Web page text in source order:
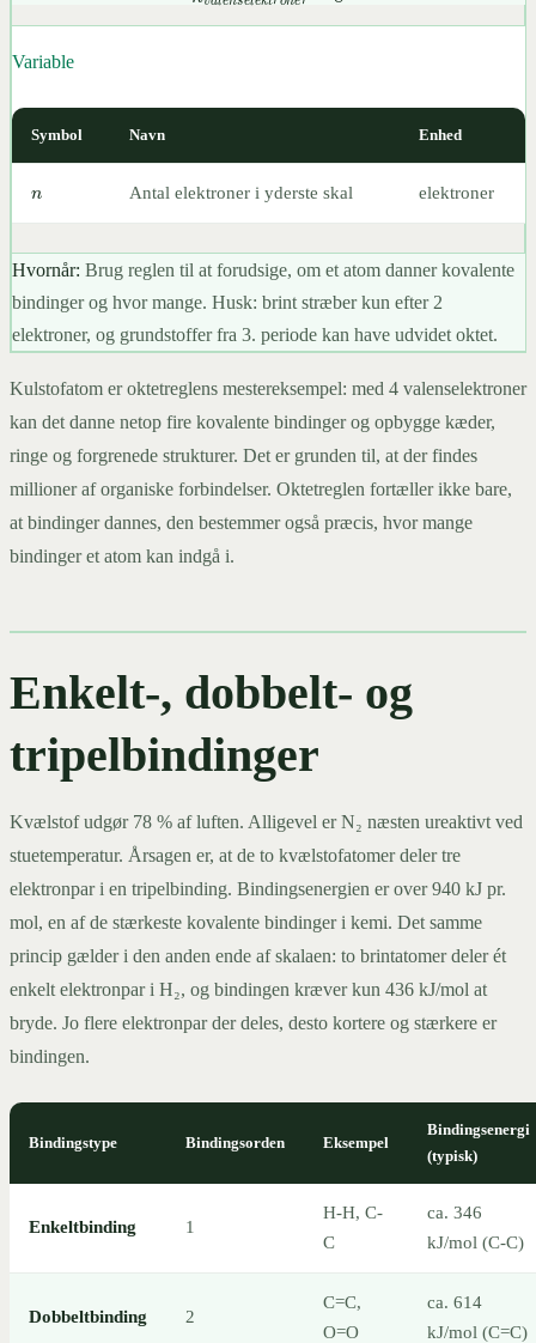
nvalenselektroner=8
Variable
Symbol Navn Enhed
n
Antal elektroner i yderste skal elektroner
Hvornår: Brug reglen til at forudsige, om et atom danner kovalente
bindinger og hvor mange. Husk: brint stræber kun efter 2
elektroner, og grundstoffer fra 3. periode kan have udvidet oktet.
Kulstofatom er oktetreglens mestereksempel: med 4 valenselektroner
kan det danne netop fire kovalente bindinger og opbygge kæder,
ringe og forgrenede strukturer. Det er grunden til, at der findes
millioner af organiske forbindelser. Oktetreglen fortæller ikke bare,
at bindinger dannes, den bestemmer også præcis, hvor mange
bindinger et atom kan indgå i.
Enkelt-, dobbelt- og
tripelbindinger
Kvælstof udgør 78 % af luften. Alligevel er N₂ næsten ureaktivt ved
stuetemperatur. Årsagen er, at de to kvælstofatomer deler tre
elektronpar i en tripelbinding. Bindingsenergien er over 940 kJ pr.
mol, en af de stærkeste kovalente bindinger i kemi. Det samme
princip gælder i den anden ende af skalaen: to brintatomer deler ét
enkelt elektronpar i H₂, og bindingen kræver kun 436 kJ/mol at
bryde. Jo flere elektronpar der deles, desto kortere og stærkere er
bindingen.
Bindingstype Bindingsorden Eksempel
Bindingsenergi
(typisk)
Enkeltbinding 1
H-H, C-
C
ca. 346
kJ/mol (C-C)
Dobbeltbinding 2
C=C,
O=O
ca. 614
kJ/mol (C=C)